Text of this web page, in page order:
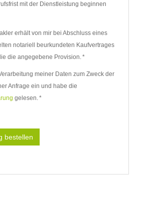
mit der Dienstleistung beginnen
erhält von mir bei Abschluss eines
notariell beurkundeten Kaufvertrages
die angegebene Provision. *
meiner Daten zum Zweck der
Anfrage ein und habe die
gelesen. *
bestellen